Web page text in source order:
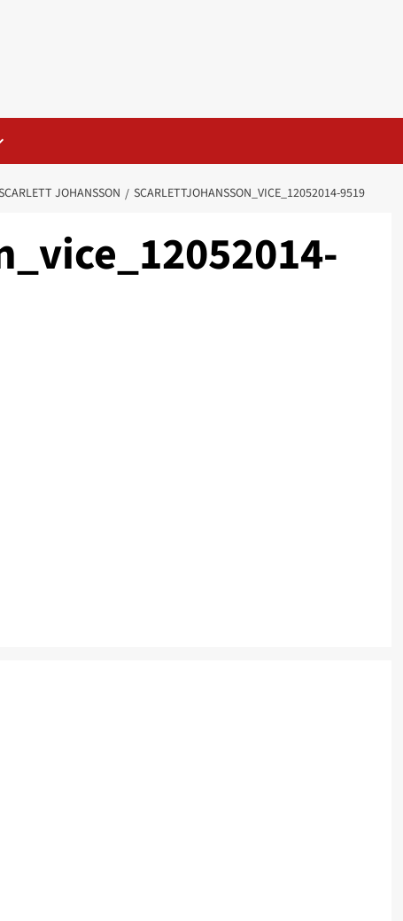
JOHANSSON SCARLETTJOHANSSON_VICE_12052014-9519